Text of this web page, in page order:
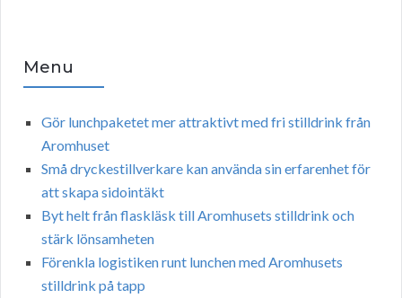
Menu
Gör lunchpaketet mer attraktivt med fri stilldrink från
Aromhuset
Små dryckestillverkare kan använda sin erfarenhet för
att skapa sidointäkt
Byt helt från flaskläsk till Aromhusets stilldrink och
stärk lönsamheten
Förenkla logistiken runt lunchen med Aromhusets
stilldrink på tapp